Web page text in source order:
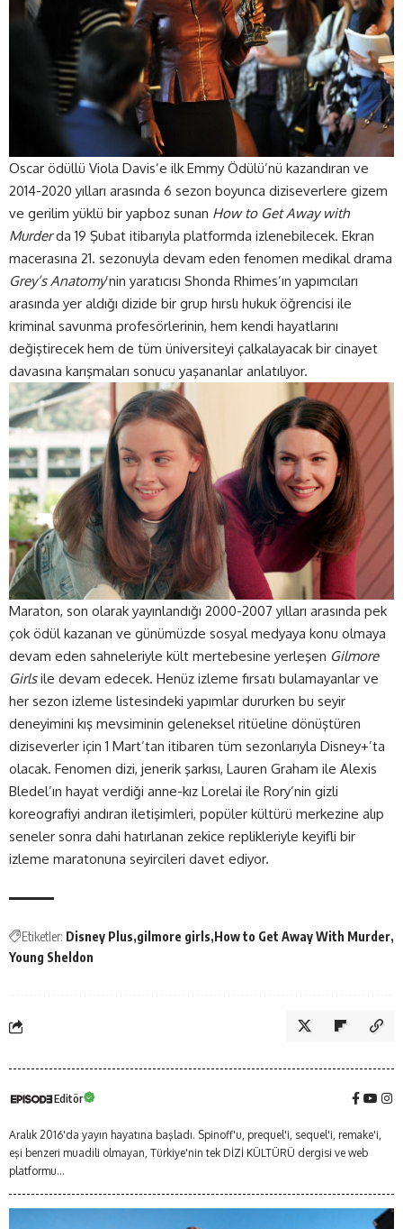
Oscar ödüllü Viola Davis’e ilk Emmy Ödülü’nü kazandıran ve
2014-2020 yılları arasında 6 sezon boyunca diziseverlere gizem
ve gerilim yüklü bir yapboz sunan How to Get Away with
Murderda 19 Şubat itibarıyla platformda izlenebilecek. Ekran
macerasına 21. sezonuyla devam eden fenomen medikal drama
Grey’s Anatomy’nin yaratıcısı Shonda Rhimes’ın yapımcıları
arasında yer aldığı dizide bir grup hırslı hukuk öğrencisi ile
kriminal savunma profesörlerinin, hem kendi hayatlarını
değiştirecek hem de tüm üniversiteyi çalkalayacak bir cinayet
davasına karışmaları sonucu yaşananlar anlatılıyor.
Maraton, son olarak yayınlandığı 2000-2007 yılları arasında pek
çok ödül kazanan ve günümüzde sosyal medyaya konu olmaya
devam eden sahneleriyle kült mertebesine yerleşen Gilmore
Girlsile devam edecek. Henüz izleme fırsatı bulamayanlar ve
her sezon izleme listesindeki yapımlar dururken bu seyir
deneyimini kış mevsiminin geleneksel ritüeline dönüştüren
diziseverler için 1 Mart’tan itibaren tüm sezonlarıyla Disney+’ta
olacak. Fenomen dizi, jenerik şarkısı, Lauren Graham ile Alexis
Bledel’ın hayat verdiği anne-kız Lorelai ile Rory’nin gizli
koreografiyi andıran iletişimleri, popüler kültürü merkezine alıp
seneler sonra dahi hatırlanan zekice replikleriyle keyifli bir
izleme maratonuna seyircileri davet ediyor.
Etiketler: Disney Plus gilmore girls How to Get Away With Murder
Young Sheldon
Editör
Aralık 2016'da yayın hayatına başladı. Spinoff'u, prequel'i, sequel'i, remake'i,
eşi benzeri muadili olmayan, Türkiye'nin tek DİZİ KÜLTÜRÜ dergisi ve web
platformu...